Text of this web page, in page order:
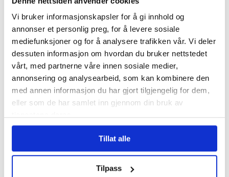
Vi bruker informasjonskapsler for å gi innhold og
annonser et personlig preg, for å levere sosiale
mediefunksjoner og for å analysere trafikken vår. Vi deler
dessuten informasjon om hvordan du bruker nettstedet
vårt, med partnerne våre innen sosiale medier,
annonsering og analysearbeid, som kan kombinere den
med annen informasjon du har gjort tilgjengelig for dem,
eller som de har samlet inn gjennom din bruk av
Tillat alle
Tilpass
usynlige, men kanskje viktigste
tannhjulene i arbeidshverdagen.
MENINGER
GUNHILD M. KVÅLE
GRASROTFORFATTER
ARBEIDSMILJØ
IA-AVTALEN
GRASROT
| Siste sju dager